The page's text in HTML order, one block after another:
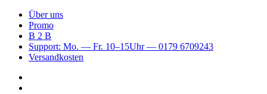
Über uns
Promo
B 2 B
Support: Mo. — Fr. 10–15Uhr — 0179 6709243
Versandkosten